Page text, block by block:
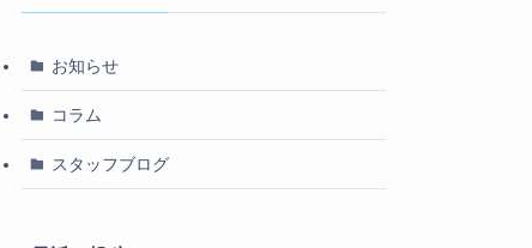
お知らせ
コラム
スタッフブログ